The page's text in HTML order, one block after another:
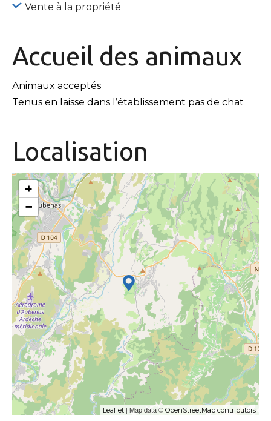
Vente à la propriété
Accueil des animaux
Animaux acceptés
Tenus en laisse dans l’établissement pas de chat
Localisation
+
−
Leaflet | Map data © OpenStreetMap contributors